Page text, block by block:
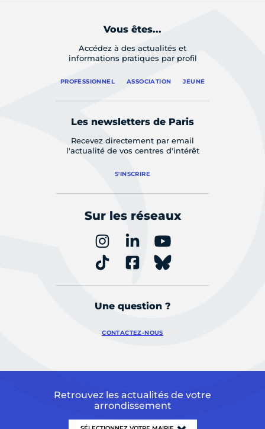
Vous êtes...
Accédez à des actualités et
informations pratiques par profil
PROFESSIONNEL ASSOCIATION JEUNE
Les newsletters de Paris
Recevez directement par email
l'actualité de vos centres d'intérêt
S'INSCRIRE
Sur les réseaux
Une question ?
CONTACTEZ-NOUS
Retrouvez les actualités de votre
arrondissement